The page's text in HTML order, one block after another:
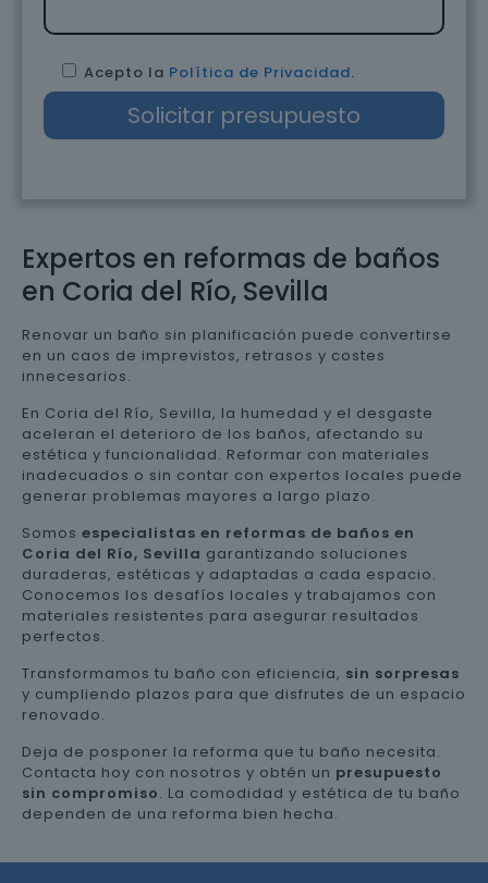
Expertos en reformas de baños
en Coria del Río, Sevilla
Renovar un baño sin planificación puede convertirse
en un caos de imprevistos, retrasos y costes
innecesarios.
En Coria del Río, Sevilla, la humedad y el desgaste
aceleran el deterioro de los baños, afectando su
estética y funcionalidad. Reformar con materiales
inadecuados o sin contar con expertos locales puede
generar problemas mayores a largo plazo.
Somos especialistas en reformas de baños en
Coria del Río, Sevilla garantizando soluciones
duraderas, estéticas y adaptadas a cada espacio.
Conocemos los desafíos locales y trabajamos con
materiales resistentes para asegurar resultados
perfectos.
Transformamos tu baño con eficiencia, sin sorpresas
y cumpliendo plazos para que disfrutes de un espacio
renovado.
Deja de posponer la reforma que tu baño necesita.
Contacta hoy con nosotros y obtén un presupuesto
sin compromiso. La comodidad y estética de tu baño
dependen de una reforma bien hecha.
Acepto la Política de Privacidad.